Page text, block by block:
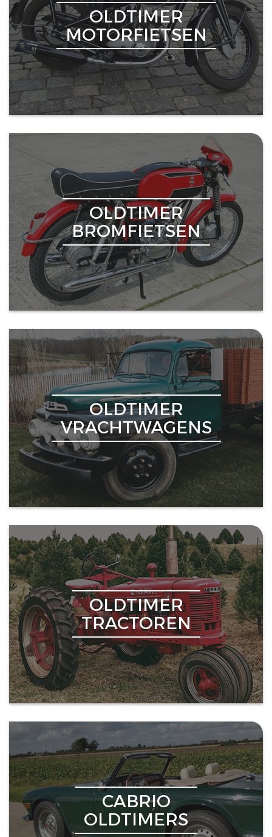
OLDTIMER
MOTORFIETSEN
OLDTIMER
BROMFIETSEN
OLDTIMER
VRACHTWAGENS
OLDTIMER
TRACTOREN
CABRIO
OLDTIMERS